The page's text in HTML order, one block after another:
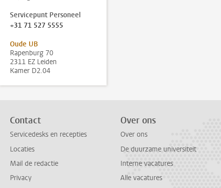
Servicepunt Personeel
+31 71 527 5555
Oude UB
Rapenburg 70
2311 EZ Leiden
Kamer D2.04
Contact
Servicedesks en recepties
Locaties
Mail de redactie
Privacy
Over ons
Over ons
De duurzame universiteit
Interne vacatures
Alle vacatures